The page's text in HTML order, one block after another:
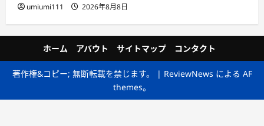
umiumi111 2026年8月8日
ホーム アバウト サイトマップ コンタクト
著作権&コピー; 無断転載を禁じます。 | ReviewNews による AF
themes。